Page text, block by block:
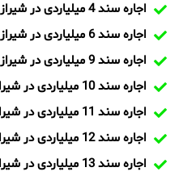
اجاره سند 4 میلیاردی در شیراز
اجاره سند 6 میلیاردی در شیراز
اجاره سند 9 میلیاردی در شیراز
اجاره سند 10 میلیاردی در شیراز
اجاره سند 11 میلیاردی در شیراز
اجاره سند 12 میلیاردی در شیراز
اجاره سند 13 میلیاردی در شیراز